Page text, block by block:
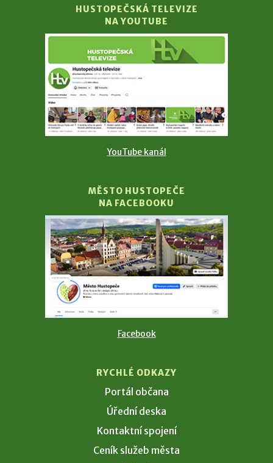
HUSTOPEČSKÁ TELEVIZE
NA YOUTUBE
YouTube kanál
MĚSTO HUSTOPEČE
NA FACEBOOKU
Facebook
RYCHLÉ ODKAZY
Portál občana
Úřední deska
Kontaktní spojení
Ceník služeb města